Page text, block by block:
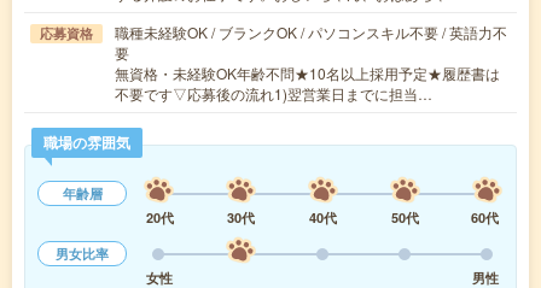
応募資格
職種未経験OK / ブランクOK / パソコンスキル不要 / 英語力不
要
無資格・未経験OK年齢不問★10名以上採用予定★履歴書は
不要です▽応募後の流れ1)翌営業日までに担当…
職場の雰囲気
年齢層
20代
30代 40代 50代
60代
男女比率
女性
男性